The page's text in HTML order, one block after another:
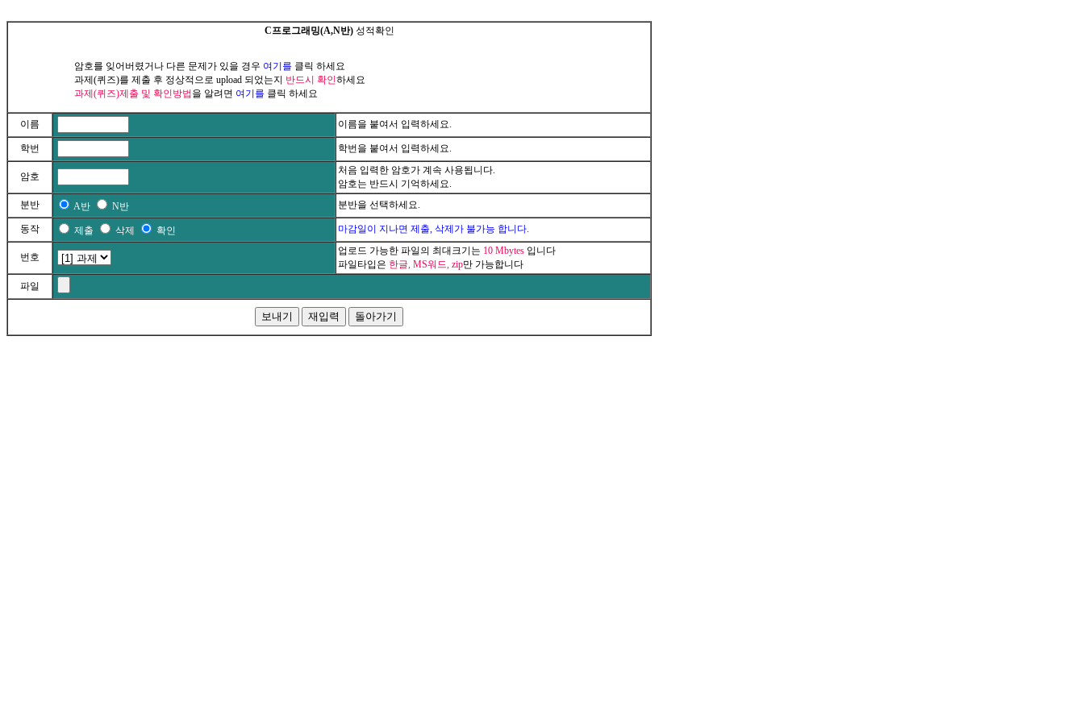
C프로그래밍(A,N반)성적확인
암호를 잊어버렸거나 다른 문제가 있을 경우 여기를 클릭 하세요
과제(퀴즈)를 제출 후 정상적으로 upload 되었는지 반드시 확인하세요
과제(퀴즈)제출 및 확인방법 을 알려면 여기를 클릭 하세요
이름 이름을 붙여서 입력하세요.
학번 학번을 붙여서 입력하세요.
암호
처음 입력한 암호가 계속 사용됩니다.
암호는 반드시 기억하세요.
분반
A반 N반 분반을 선택하세요.
동작 제출 삭제 확인 마감일이 지나면 제출, 삭제가 불가능 합니다.
번호
업로드 가능한 파일의 최대크기는 10 Mbytes 입니다
파일타입은 한글, MS워드, zip만 가능합니다
파일